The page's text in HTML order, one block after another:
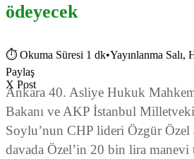
ödeyecek
⏱ Okuma Süresi 1 dk•Yayınlanma Salı,
Paylaş
X Post
Ankara 40. Asliye Hukuk
Bakanı ve AKP İstanbul
Soylu’nun CHP lideri Özgür Özel
davada Özel’in 20 bin lira manevi